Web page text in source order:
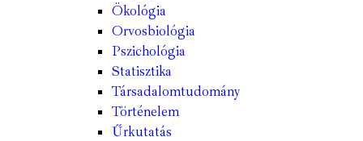
Ökológia
Orvosbiológia
Pszichológia
Statisztika
Társadalomtudomány
Történelem
Űrkutatás